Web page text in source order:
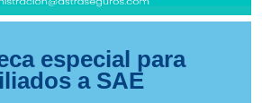
especial para
a SAE